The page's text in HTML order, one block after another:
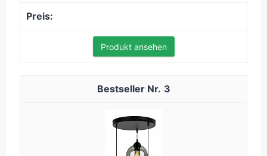
Produkt ansehen
3